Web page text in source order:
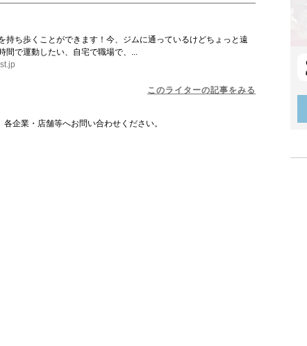
持ち歩くことができます！今、ジムに通っているけどちょっと遠
で運動したい、自宅で職場で、...
このライターの記事をみる
企業・店舗等へお問い合わせください。